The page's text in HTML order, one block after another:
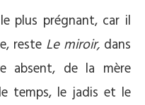
plus prégnant, car il
reste Le miroir, dans
absent, de la mère
temps, le jadis et le